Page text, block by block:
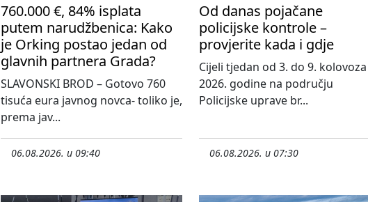
760.000 €, 84% isplata
putem narudžbenica: Kako
je Orking postao jedan od
glavnih partnera Grada?
SLAVONSKI BROD – Gotovo 760
tisuća eura javnog novca- toliko je,
prema jav...
06.08.2026. u 09:40
Od danas pojačane
policijske kontrole –
provjerite kada i gdje
Cijeli tjedan od 3. do 9. kolovoza
2026. godine na području
Policijske uprave br...
06.08.2026. u 07:30